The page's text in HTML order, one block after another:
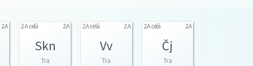
2.A 2.A celá 2.A
Skn
Tra
2.A celá 2.A
Vv
Tra
2.A celá 2.A
Čj
Tra